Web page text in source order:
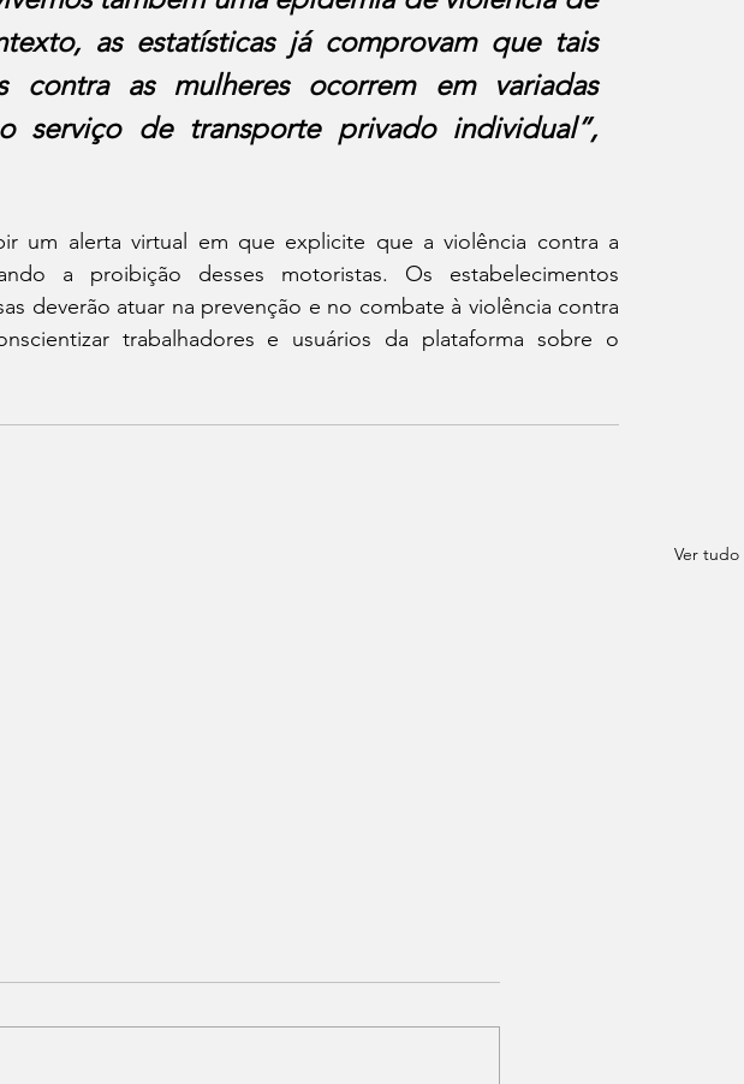
as estatísticas já comprovam que tais
contra as mulheres ocorrem em variadas
serviço de transporte privado individual”,
um alerta virtual em que explicite que a violência contra a
a proibição desses motoristas. Os estabelecimentos
deverão atuar na prevenção e no combate à violência contra
trabalhadores e usuários da plataforma sobre o
Ver tudo